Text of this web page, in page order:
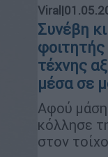
Viral|
Συνέβη
τέχνης
μέσα σε
Αφού
κόλλησε
στον τοίχο